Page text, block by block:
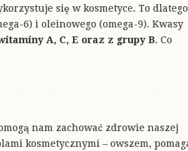
się w kosmetyce. To
6) i oleinowego (omega-9). Kwasy
A, C, E oraz z grupy B. Co
nam zachować zdrowie naszej
kosmetycznymi – owszem,